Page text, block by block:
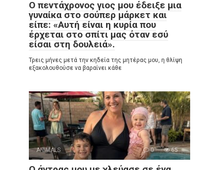
Ο πεντάχρονος γιος μου έδειξε μια
γυναίκα στο σούπερ μάρκετ και
είπε: «Αυτή είναι η κυρία που
έρχεται στο σπίτι μας όταν εσύ
είσαι στη δουλειά».
Τρεις μήνες μετά την κηδεία της μητέρας μου, η θλίψη
εξακολουθούσε να βαραίνει κάθε
ANIMALS 0 65